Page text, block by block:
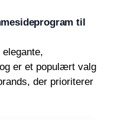
til
er et populært valg
der prioriterer